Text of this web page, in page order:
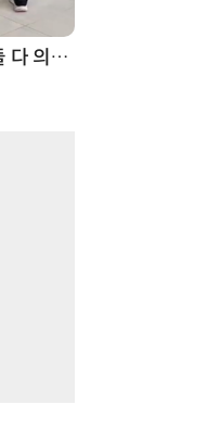
진정한 우정?…친구 구하려다 둘 다 의자 틈에 목이 낀 순간